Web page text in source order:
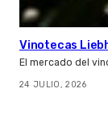
Vinotecas
El mercado del
24 JULIO, 2026